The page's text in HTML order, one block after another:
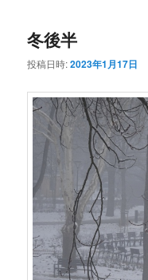
冬後半
投稿日時:2023年1月17日